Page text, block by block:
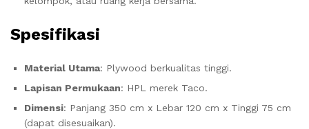
Spesifikasi
Material Utama: Plywood berkualitas tinggi.
Lapisan Permukaan: HPL merek Taco.
Dimensi: Panjang 350 cm x Lebar 120 cm x Tinggi 75 cm
(dapat disesuaikan).